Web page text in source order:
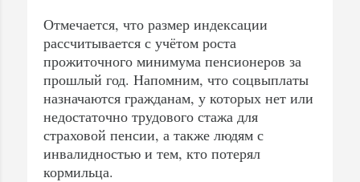
Отмечается, что размер индексации
рассчитывается с учётом роста
прожиточного минимума пенсионеров за
прошлый год. Напомним, что соцвыплаты
назначаются гражданам, у которых нет или
недостаточно трудового стажа для
страховой пенсии, а также людям с
инвалидностью и тем, кто потерял
кормильца.